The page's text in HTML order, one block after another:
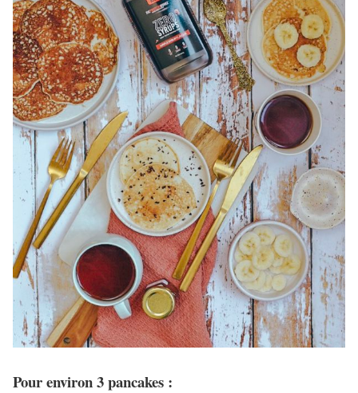
Pour environ 3 pancakes :